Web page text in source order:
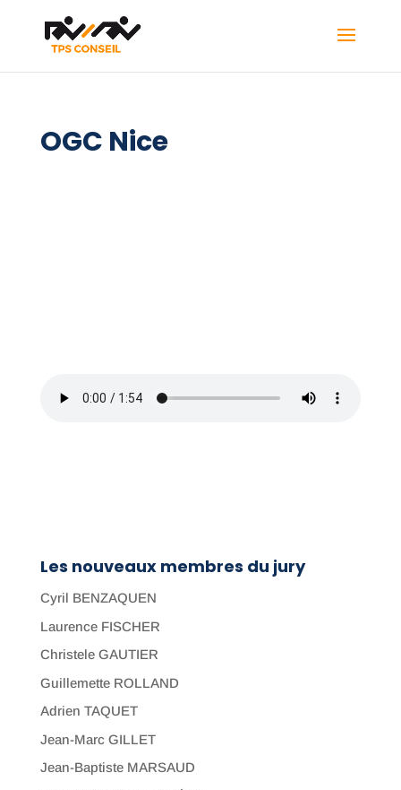
OGC Nice
Les nouveaux membres du jury
Cyril BENZAQUEN
Laurence FISCHER
Christele GAUTIER
Guillemette ROLLAND
Adrien TAQUET
Jean-Marc GILLET
Jean-Baptiste MARSAUD